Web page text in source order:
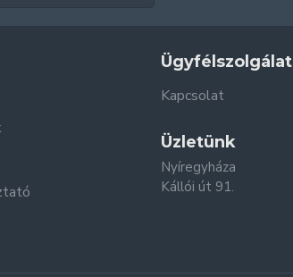
Ügyfélszolgálat
Kapcsolat
Üzletünk
Nyíregyháza
Kállói út 91.